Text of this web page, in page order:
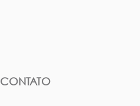
CONTATO